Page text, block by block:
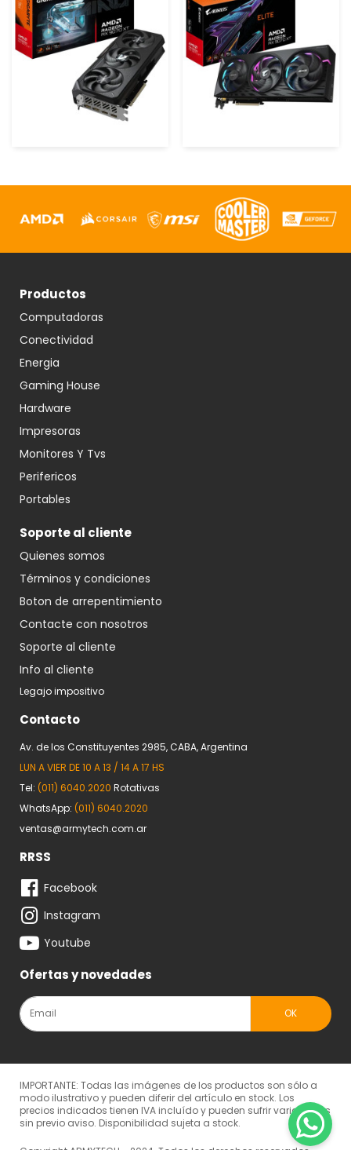
Productos
Computadoras
Conectividad
Energia
Gaming House
Hardware
Impresoras
Monitores Y Tvs
Perifericos
Portables
Soporte al cliente
Quienes somos
Términos y condiciones
Boton de arrepentimiento
Contacte con nosotros
Soporte al cliente
Info al cliente
Legajo impositivo
Contacto
Av. de los Constituyentes 2985, CABA, Argentina
LUN A VIER DE 10 A 13 / 14 A 17 HS
Tel: (011) 6040.2020 Rotativas
WhatsApp: (011) 6040.2020
ventas@armytech.com.ar
RRSS
Facebook
Instagram
Youtube
Ofertas y novedades
IMPORTANTE: Todas las imágenes de los productos son sólo a
modo ilustrativo y pueden diferir del artículo en stock. Los
precios indicados tienen IVA incluído y pueden sufrir variaciones
sin previo aviso. Disponibilidad sujeta a stock.